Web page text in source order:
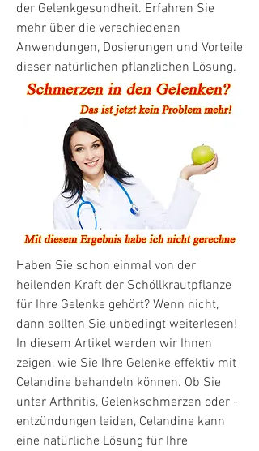
der Gelenkgesundheit. Erfahren Sie
mehr über die verschiedenen
Anwendungen, Dosierungen und Vorteile
dieser natürlichen pflanzlichen Lösung.
Haben Sie schon einmal von der
heilenden Kraft der Schöllkrautpflanze
für Ihre Gelenke gehört? Wenn nicht,
dann sollten Sie unbedingt weiterlesen!
In diesem Artikel werden wir Ihnen
zeigen, wie Sie Ihre Gelenke effektiv mit
Celandine behandeln können. Ob Sie
unter Arthritis, Gelenkschmerzen oder -
entzündungen leiden, Celandine kann
eine natürliche Lösung für Ihre